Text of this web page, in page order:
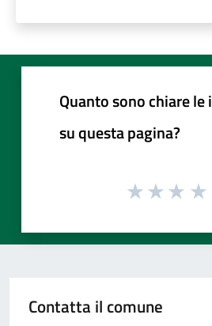
Quanto sono chiare
su questa pagina?
Contatta il comune